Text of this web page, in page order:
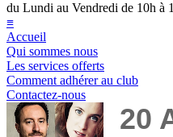
du Lundi au Vendredi de 10h à
≡
Accueil
Qui sommes nous
Les services offerts
Comment adhérer au club
Contactez-nous
20